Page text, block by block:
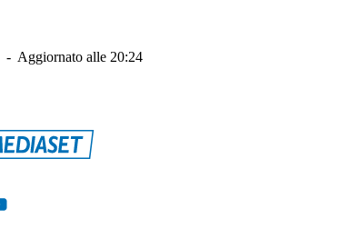
- Aggiornato alle 20:24